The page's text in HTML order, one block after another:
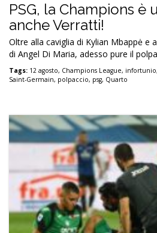
PSG, la Champions è
anche Verratti!
Oltre alla caviglia di Kylian Mbappė e
di Angel Di Maria, adesso pure il
Tags: 12 agosto, Champions League, infortunio,
Saint-Germain, polpaccio, psg, Quarto